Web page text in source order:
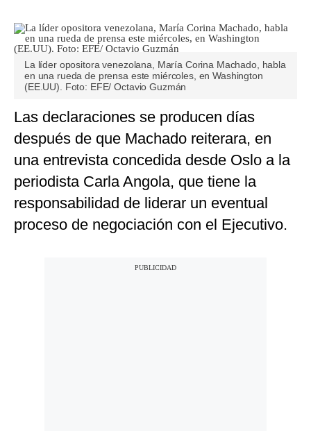
La líder opositora venezolana, María Corina Machado, habla
en una rueda de prensa este miércoles, en Washington
(EE.UU). Foto: EFE/ Octavio Guzmán
Las declaraciones se producen días
después de que Machado reiterara, en
una entrevista concedida desde Oslo a la
periodista Carla Angola, que tiene la
responsabilidad de liderar un eventual
proceso de negociación con el Ejecutivo.